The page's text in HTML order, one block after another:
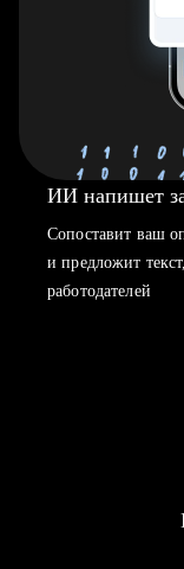
ИИ напишет
Сопоставит ваш
и предложит
работодателей